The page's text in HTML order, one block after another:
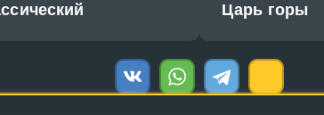
Царь горы